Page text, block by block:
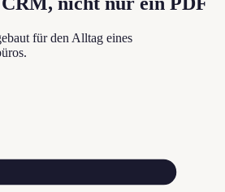
für den Alltag eines